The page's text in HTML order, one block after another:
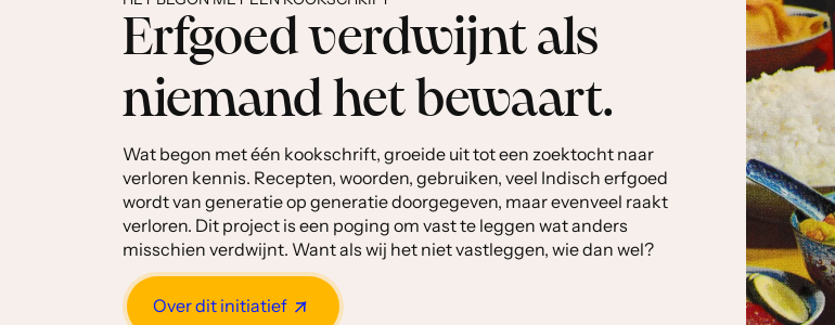
Erfgoed verdwijnt als
niemand het bewaart.
Wat begon met één kookschrift, groeide uit tot een zoektocht naar
verloren kennis. Recepten, woorden, gebruiken, veel Indisch erfgoed
wordt van generatie op generatie doorgegeven, maar evenveel raakt
verloren. Dit project is een poging om vast te leggen wat anders
misschien verdwijnt. Want als wij het niet vastleggen, wie dan wel?
Over dit initiatief